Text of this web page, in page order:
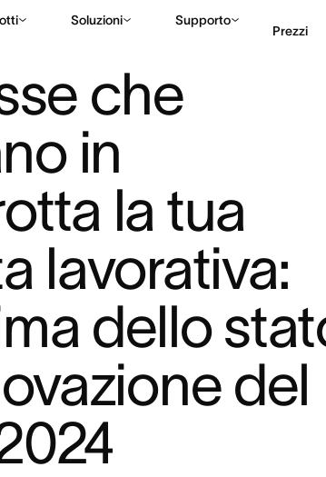
Soluzioni Supporto
Prezzi
che
in
la tua
lavorativa:
dello
del